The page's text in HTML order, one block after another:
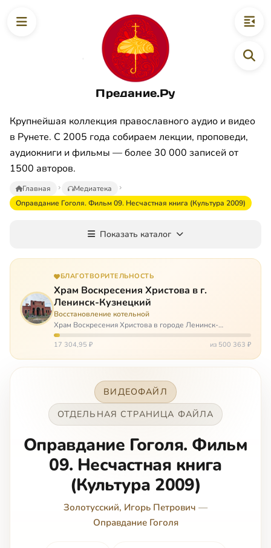
Предание.Ру
Крупнейшая коллекция православного аудио и видео
в Рунете. С 2005 года собираем лекции, проповеди,
аудиокниги и фильмы — более 30 000 записей от
1500 авторов.
Главная
Медиатека
Оправдание Гоголя. Фильм 09. Несчастная книга (Культура 2009)
Показать каталог
БЛАГОТВОРИТЕЛЬНОСТЬ
Храм Воскресения Христова в г.
Ленинск-Кузнецкий
Восстановление котельной
Храм Воскресения Христова в городе Ленинск-
Кузнецкий в Кемеровской области – совсем новый, он
открылся всего 20 назад. И сейчас храм может вообще
17 304,95 ₽ из 500 363 ₽
ВИДЕОФАЙЛ
ОТДЕЛЬНАЯ СТРАНИЦА ФАЙЛА
Оправдание Гоголя. Фильм
09. Несчастная книга
(Культура 2009)
Золотусский, Игорь Петрович —
Оправдание Гоголя